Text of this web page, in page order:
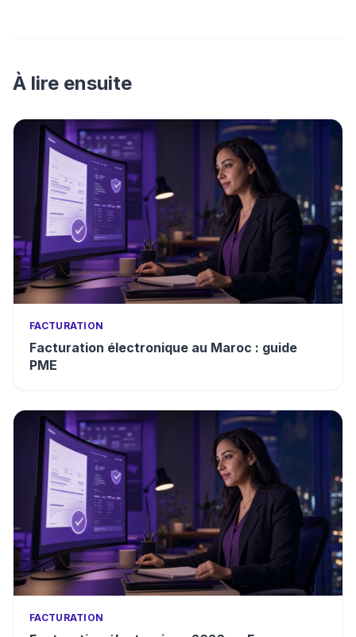
À lire ensuite
FACTURATION
Facturation électronique au Maroc : guide
PME
FACTURATION